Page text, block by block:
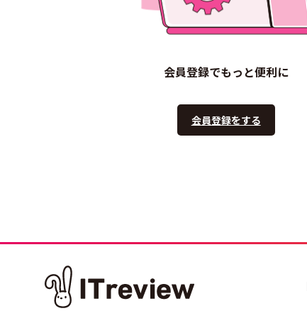
会員登録でもっと便利に
会員登録をする